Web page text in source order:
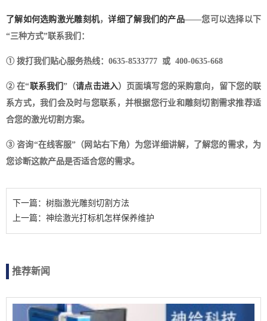
了解如何选购激光雕刻机，详细了解我们的产品——您可以选择以下
“三种方式”联系我们：
① 拨打我们贴心服务热线：0635-8533777 或 400-0635-668
② 在“联系我们”（请点击进入）页面填写您的采购意向，留下您的联
系方式，我们会及时与您联系，并根据您行业和雕刻切割需求推荐适
合您的激光切割方案。
③ 咨询“在线客服”（网站右下角）为您详细讲解，了解您的需求，为
您诊断这款产品是否适合您的需求。
下一篇：树脂激光雕刻切割方法
上一篇：神绘激光打标机怎样保养维护
推荐新闻